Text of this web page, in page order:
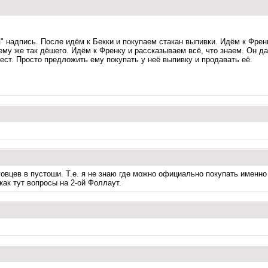
После идём к Бекки и покупаем стакан выпивки. Идём к
же так дёшего. Идём к Френку и рассказываем всё, что знаем. Он
Просто предложить ему покупать у неё выпивку и продавать её.
в пустоши. Т.е. я не знаю где можно официально покупать
тут вопросы на 2-ой Фоллаут.